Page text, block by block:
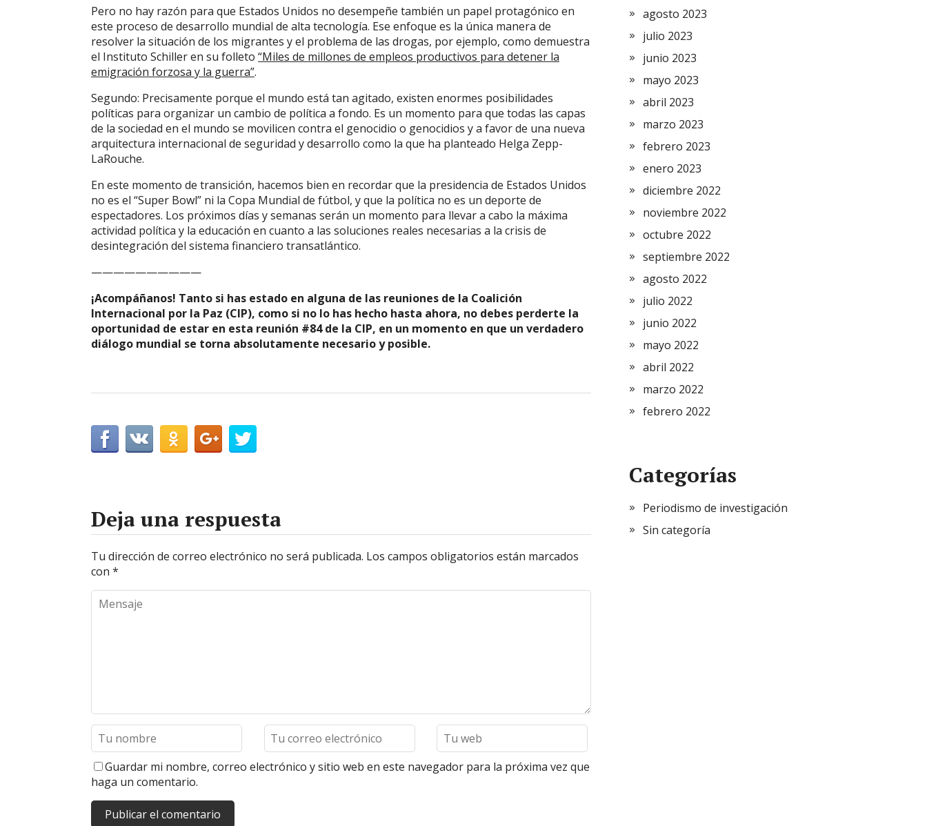
Pero no hay razón para que Estados Unidos no desempeñe también un papel protagónico en
este proceso de desarrollo mundial de alta tecnología. Ese enfoque es la única manera de
resolver la situación de los migrantes y el problema de las drogas, por ejemplo, como demuestra
el Instituto Schiller en su folleto “Miles de millones de empleos productivos para detener la
emigración forzosa y la guerra”.
Segundo: Precisamente porque el mundo está tan agitado, existen enormes posibilidades
políticas para organizar un cambio de política a fondo. Es un momento para que todas las capas
de la sociedad en el mundo se movilicen contra el genocidio o genocidios y a favor de una nueva
arquitectura internacional de seguridad y desarrollo como la que ha planteado Helga Zepp-
LaRouche.
En este momento de transición, hacemos bien en recordar que la presidencia de Estados Unidos
no es el “Super Bowl” ni la Copa Mundial de fútbol, y que la política no es un deporte de
espectadores. Los próximos días y semanas serán un momento para llevar a cabo la máxima
actividad política y la educación en cuanto a las soluciones reales necesarias a la crisis de
desintegración del sistema financiero transatlántico.
——————————
¡Acompáñanos! Tanto si has estado en alguna de las reuniones de la Coalición
Internacional por la Paz (CIP), como si no lo has hecho hasta ahora, no debes perderte la
oportunidad de estar en esta reunión #84 de la CIP, en un momento en que un verdadero
diálogo mundial se torna absolutamente necesario y posible.
Deja una respuesta
Tu dirección de correo electrónico no será publicada. Los campos obligatorios están marcados
con *
Guardar mi nombre, correo electrónico y sitio web en este navegador para la próxima vez que
haga un comentario.
agosto 2023
julio 2023
junio 2023
mayo 2023
abril 2023
marzo 2023
febrero 2023
enero 2023
diciembre 2022
noviembre 2022
octubre 2022
septiembre 2022
agosto 2022
julio 2022
junio 2022
mayo 2022
abril 2022
marzo 2022
febrero 2022
Categorías
Periodismo de investigación
Sin categoría